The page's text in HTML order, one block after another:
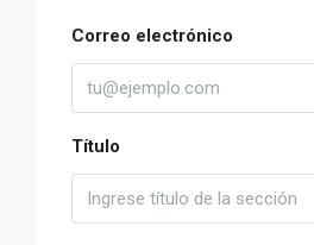
Correo electrónico
Título